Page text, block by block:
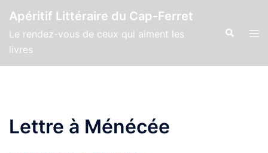
Apéritif Littéraire du Cap-Ferret
Le rendez-vous de ceux qui aiment les
livres
Lettre à Ménécée